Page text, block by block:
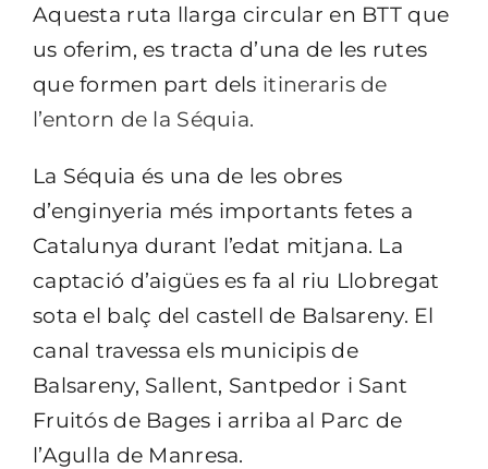
Aquesta ruta llarga circular en BTT que
us oferim, es tracta d’una de les rutes
que formen part dels itineraris de
l’entorn de la Séquia.
La Séquia és una de les obres
d’enginyeria més importants fetes a
Catalunya durant l’edat mitjana. La
captació d’aigües es fa al riu Llobregat
sota el balç del castell de Balsareny. El
canal travessa els municipis de
Balsareny, Sallent, Santpedor i Sant
Fruitós de Bages i arriba al Parc de
l’Agulla de Manresa.